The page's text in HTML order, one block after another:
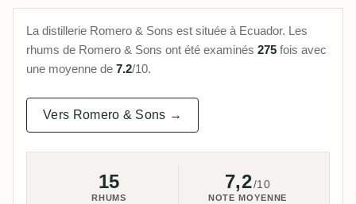
La distillerie Romero & Sons est située à Ecuador. Les
rhums de Romero & Sons ont été examinés 275 fois avec
une moyenne de 7.2/10.
Vers Romero & Sons →
15
RHUMS
7,2/10
NOTE MOYENNE